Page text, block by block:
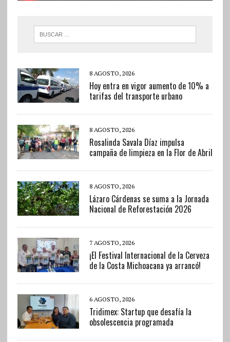
8 AGOSTO, 2026
Hoy entra en vigor aumento de 10% a
tarifas del transporte urbano
8 AGOSTO, 2026
Rosalinda Savala Díaz impulsa
campaña de limpieza en la Flor de Abril
8 AGOSTO, 2026
Lázaro Cárdenas se suma a la Jornada
Nacional de Reforestación 2026
7 AGOSTO, 2026
¡El Festival Internacional de la Cerveza
de la Costa Michoacana ya arrancó!
6 AGOSTO, 2026
Tridimex: Startup que desafía la
obsolescencia programada